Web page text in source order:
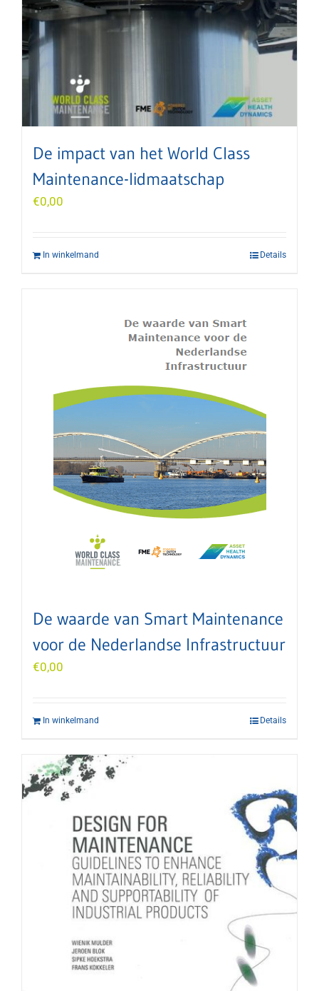
De impact van het World Class
Maintenance-lidmaatschap
€0,00
In winkelmand Details
De waarde van Smart Maintenance
voor de Nederlandse Infrastructuur
€0,00
In winkelmand Details